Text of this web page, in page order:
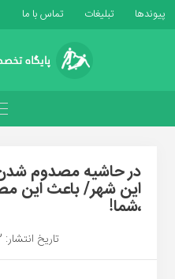
پیوندها تبلیغات تماس با ما
در حاشیه مصدوم
این شهر/ باعث این
،شما!
تاریخ انتشار: 22 مارس 2022